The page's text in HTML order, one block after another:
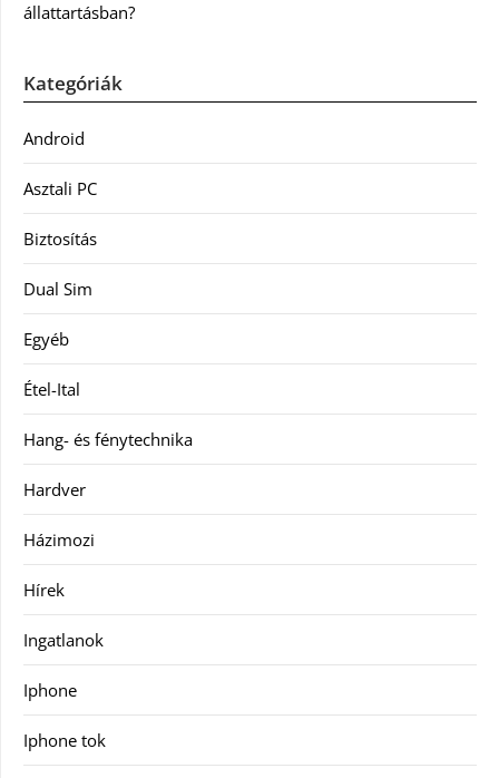
állattartásban?
Kategóriák
Android
Asztali PC
Biztosítás
Dual Sim
Egyéb
Étel-Ital
Hang- és fénytechnika
Hardver
Házimozi
Hírek
Ingatlanok
Iphone
Iphone tok